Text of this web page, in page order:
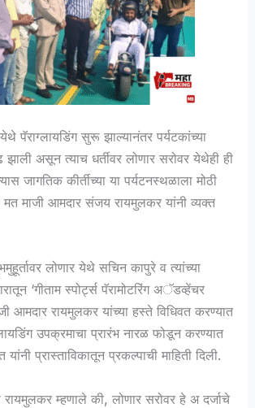
येथे पॅराग्लायडिंग सुरू झाल्यानंतर पर्यटकांच्या
झाली असून त्याच धर्तीवरलोणार सरोवर येथेही ही
जागतिक कीर्तीच्या या पर्यटनस्थळाला मोठी
माजी आमदारसंजय रायमुलकर यांनी व्यक्त
लोणार येथे सचिन कापुरे व त्यांच्या
‘गीताम स्पोर्ट्स पॅरामोटरिंग अॅडव्हेंचर
आमदार रायमुलकर यांच्या हस्ते विधिवत करण्यात
उपक्रमाचा प्रारंभ नारळ फोडून करण्यात
प्रास्ताविकातून प्रकल्पाची माहिती दिली.
रायमुलकर म्हणाले की, लोणार सरोवर हे अ दर्जाचे